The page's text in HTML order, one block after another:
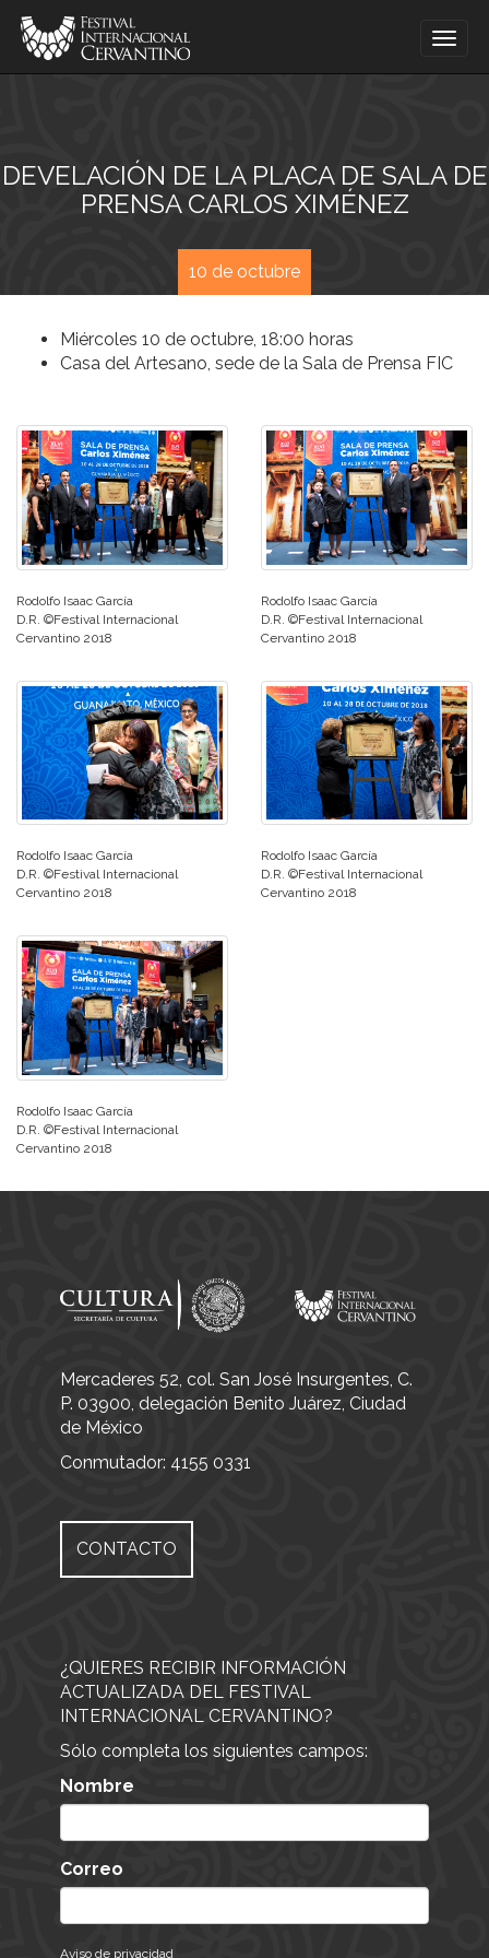
DEVELACIÓN DE LA PLACA DE SALA DE
PRENSA CARLOS XIMÉNEZ
10 de octubre
Miércoles 10 de octubre, 18:00 horas
Casa del Artesano, sede de la Sala de Prensa FIC
Rodolfo Isaac García
D.R. ©Festival Internacional
Cervantino 2018
Rodolfo Isaac García
D.R. ©Festival Internacional
Cervantino 2018
Rodolfo Isaac García
D.R. ©Festival Internacional
Cervantino 2018
Rodolfo Isaac García
D.R. ©Festival Internacional
Cervantino 2018
Rodolfo Isaac García
D.R. ©Festival Internacional
Cervantino 2018
Mercaderes 52, col. San José Insurgentes, C.
P. 03900, delegación Benito Juárez, Ciudad
de México
Conmutador: 4155 0331
CONTACTO
¿QUIERES RECIBIR INFORMACIÓN
ACTUALIZADA DEL FESTIVAL
INTERNACIONAL CERVANTINO?
Sólo completa los siguientes campos:
Nombre
Correo
Aviso de privacidad